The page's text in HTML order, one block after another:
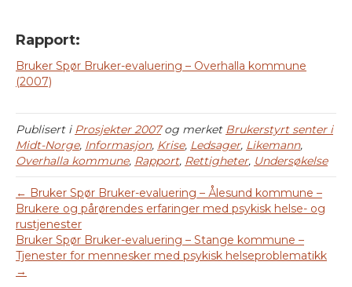
Rapport:
Bruker Spør Bruker-evaluering – Overhalla kommune
(2007)
Publisert i Prosjekter 2007og merket Brukerstyrt senter i
Midt-Norge, Informasjon, Krise, Ledsager, Likemann,
Overhalla kommune, Rapport, Rettigheter, Undersøkelse
← Bruker Spør Bruker-evaluering – Ålesund kommune –
Brukere og pårørendes erfaringer med psykisk helse- og
rustjenester
Bruker Spør Bruker-evaluering – Stange kommune –
Tjenester for mennesker med psykisk helseproblematikk
→